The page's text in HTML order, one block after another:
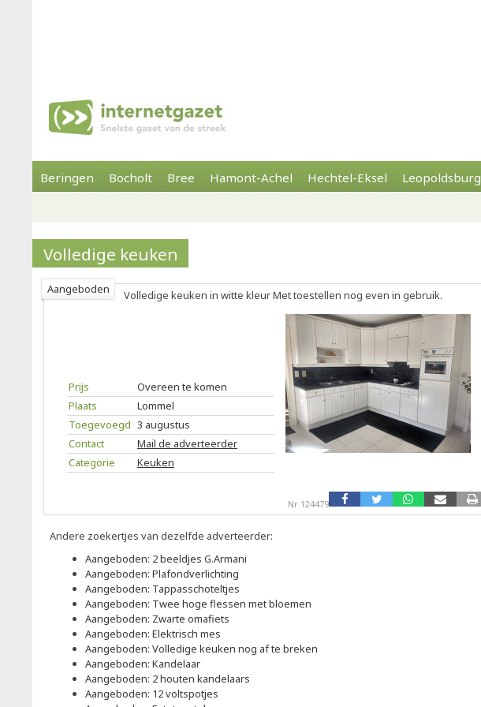
Beringen Bocholt Bree Hamont-Achel Hechtel-Eksel Leopoldsburg
Volledige keuken
Aangeboden Volledige keuken in witte kleur Met toestellen nog even in gebruik.
Prijs
Overeen te komen
Plaats
Lommel
Toegevoegd 3 augustus
Contact
Mail de adverteerder
Categorie
Keuken
Nr 124479
Andere zoekertjes van dezelfde adverteerder:
Aangeboden: 2 beeldjes G.Armani
Aangeboden: Plafondverlichting
Aangeboden: Tappasschoteltjes
Aangeboden: Twee hoge flessen met bloemen
Aangeboden: Zwarte omafiets
Aangeboden: Elektrisch mes
Aangeboden: Volledige keuken nog af te breken
Aangeboden: Kandelaar
Aangeboden: 2 houten kandelaars
Aangeboden: 12 voltspotjes